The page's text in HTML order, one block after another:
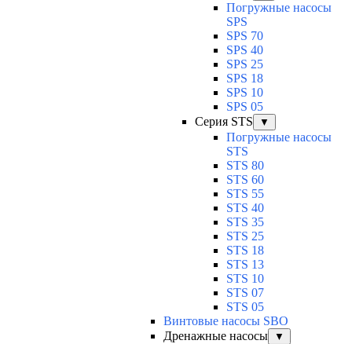
Погружные насосы
SPS
SPS 70
SPS 40
SPS 25
SPS 18
SPS 10
SPS 05
Серия STS
▼
Погружные насосы
STS
STS 80
STS 60
STS 55
STS 40
STS 35
STS 25
STS 18
STS 13
STS 10
STS 07
STS 05
Винтовые насосы SBO
Дренажные насосы
▼